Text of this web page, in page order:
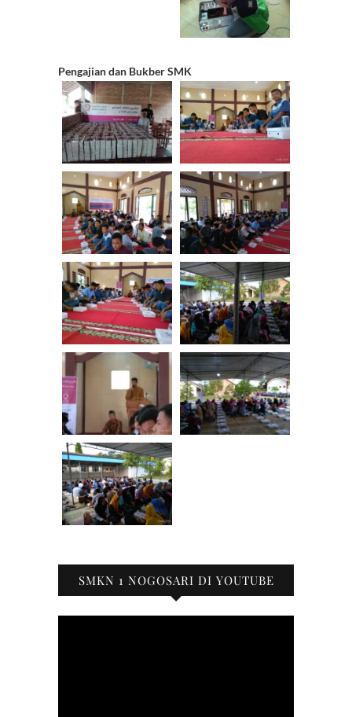
Pengajian dan Bukber SMK
SMKN 1 NOGOSARI DI YOUTUBE